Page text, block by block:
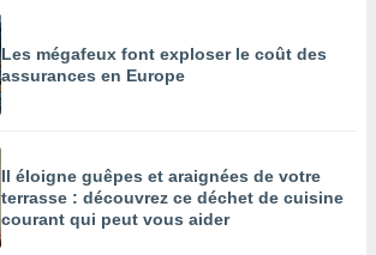
Les mégafeux font exploser le coût des
assurances en Europe
Il éloigne guêpes et araignées de votre
terrasse : découvrez ce déchet de cuisine
courant qui peut vous aider